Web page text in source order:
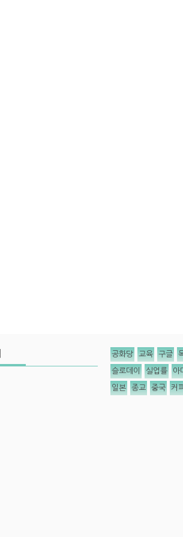
공화당 교육 구글
슬로데이 실업률 아
일본 종교 중국 커